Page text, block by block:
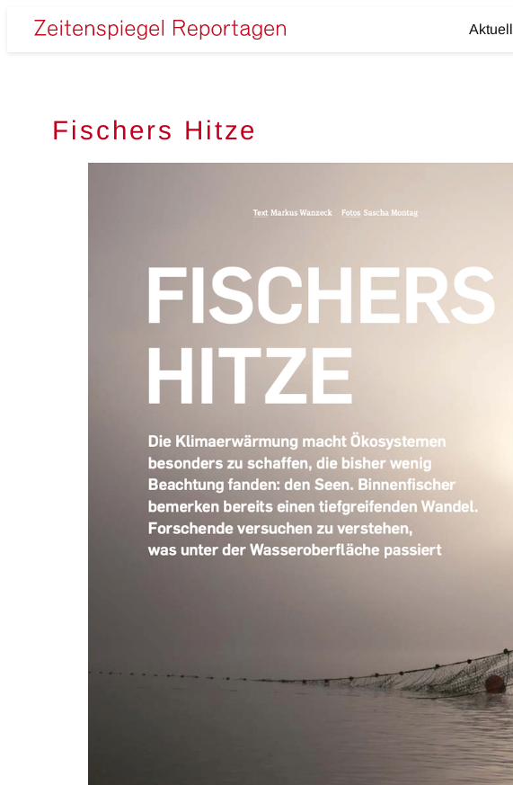
Zum
InhaltZeitenspiegel
Aktuell
Fischers Hitze